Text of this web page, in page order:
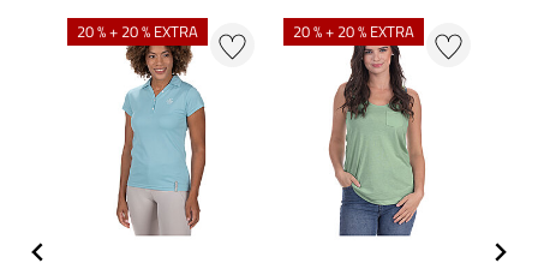
20 % + 20 % EXTRA 20 % + 20 % EXTRA